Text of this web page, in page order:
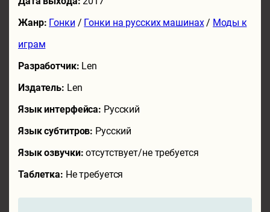
Жанр: Гонки / Гонки на русских машинах/ Моды к
играм
Разработчик: Len
Издатель: Len
Язык интерфейса: Русский
Язык субтитров: Русский
Язык озвучки:отсутствует/не требуется
Таблетка: Не требуется